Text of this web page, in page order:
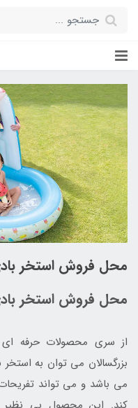
محل فروش استخر
محل فروش استخر
از سری محصولات حرفه ای
بزرگسالان می توان به استخر
می باشد و می تواند